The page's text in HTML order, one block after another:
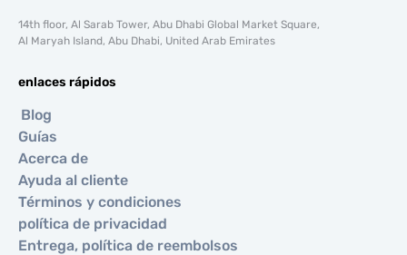
14th floor, Al Sarab Tower, Abu Dhabi Global Market Square,
Al Maryah Island, Abu Dhabi, United Arab Emirates
enlaces rápidos
Blog
Guías
Acerca de
Ayuda al cliente
Términos y condiciones
política de privacidad
Entrega, política de reembolsos